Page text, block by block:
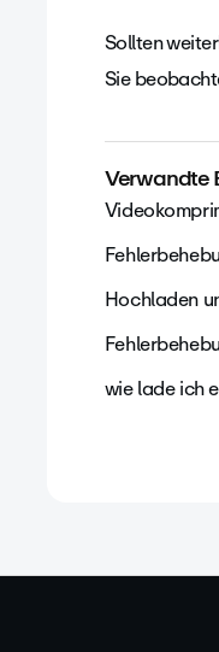
Sollten
Sie
Verwandte
Hochladen
wie lade ich